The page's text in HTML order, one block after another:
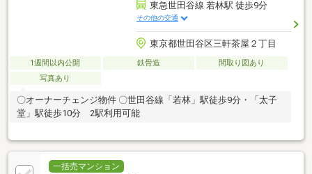
東急世田谷線 若林駅 徒歩9分
その他の交通
東京都世田谷区三軒茶屋２丁目
1週間以内公開 鉄骨造
間取り図あり
写真あり
〇オーナーチェンジ物件 〇世田谷線「若林」駅徒歩9分・「太子
堂」駅徒歩10分 2駅利用可能
一括売マンション